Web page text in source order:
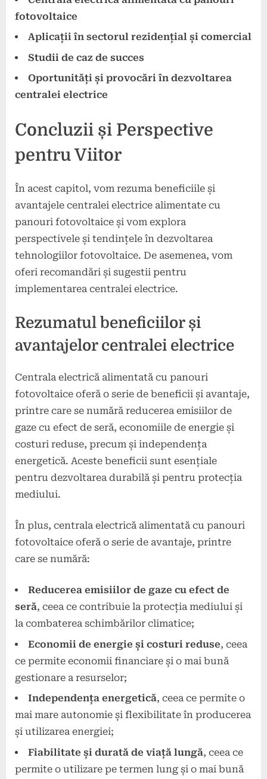
fotovoltaice
Aplicații în sectorul rezidențial și comercial
Studii de caz de succes
Oportunități și provocări în dezvoltarea
centralei electrice
Concluzii și Perspective
pentru Viitor
În acest capitol, vom rezuma beneficiile și
avantajele centralei electrice alimentate cu
panouri fotovoltaice și vom explora
perspectivele și tendințele în dezvoltarea
tehnologiilor fotovoltaice. De asemenea, vom
oferi recomandări și sugestii pentru
implementarea centralei electrice.
Rezumatul beneficiilor și
avantajelor centralei electrice
Centrala electrică alimentată cu panouri
fotovoltaice oferă o serie de beneficii și avantaje,
printre care se numără reducerea emisiilor de
gaze cu efect de seră, economiile de energie și
costuri reduse, precum și independența
energetică. Aceste beneficii sunt esențiale
pentru dezvoltarea durabilă și pentru protecția
mediului.
În plus, centrala electrică alimentată cu panouri
fotovoltaice oferă o serie de avantaje, printre
care se numără:
Reducerea emisiilor de gaze cu efect de
seră, ceea ce contribuie la protecția mediului și
la combaterea schimbărilor climatice;
Economii de energie și costuri reduse, ceea
ce permite economii financiare și o mai bună
gestionare a resurselor;
Independența energetică, ceea ce permite o
mai mare autonomie și flexibilitate în producerea
și utilizarea energiei;
Fiabilitate și durată de viață lungă, ceea ce
permite o utilizare pe termen lung și o mai bună